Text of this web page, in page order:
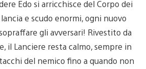
Edo si arricchisce del Corpo dei
e scudo enormi, ogni nuovo
gli avversari! Rivestito da
il Lanciere resta calmo, sempre in
del nemico fino a quando non